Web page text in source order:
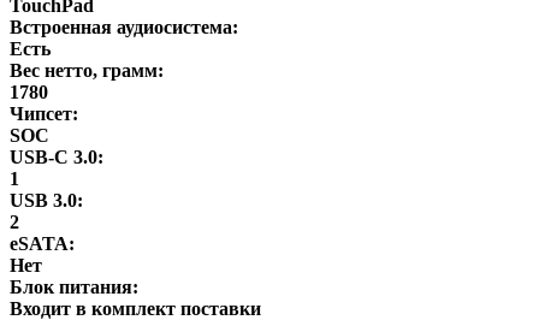
TouchPad
Встроенная аудиосистема:
Есть
Вес нетто, грамм:
1780
Чипсет:
SOC
USB-C 3.0:
1
USB 3.0:
2
eSATA:
Нет
Блок питания:
Входит в комплект поставки